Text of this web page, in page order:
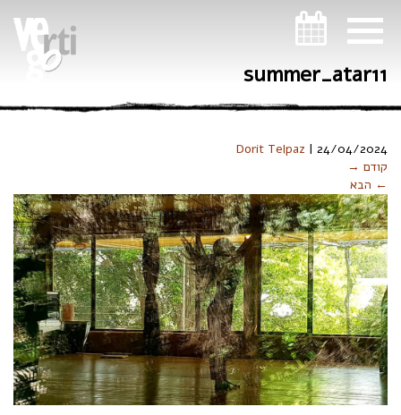
summer_atar11
Dorit Telpaz | 24/04/2024
קודם →
← הבא